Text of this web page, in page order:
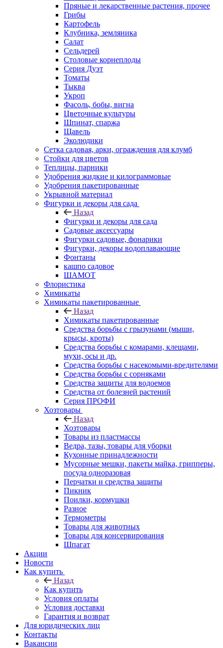
Пряные и лекарственные растения, прочее
Грибы
Картофель
Клубника, земляника
Салат
Сельдерей
Столовые корнеплоды
Серия Дуэт
Томаты
Тыква
Укроп
Фасоль, бобы, вигна
Цветочные культуры
Шпинат, спаржа
Щавель
Эколюдики
Сетка садовая, арки, ограждения для клумб
Стойки для цветов
Теплицы, парники
Удобрения жидкие и килограммовые
Удобрения пакетированные
Укрывной материал
Фигурки и декоры для сада
Назад
Фигурки и декоры для сада
Садовые аксессуары
Фигурки садовые, фонарики
Фигурки, декоры водоплавающие
Фонтаны
кашпо садовое
ШАМОТ
Флористика
Химикаты
Химикаты пакетированные
Назад
Химикаты пакетированные
Средства борьбы с грызунами (мыши,
крысы, кроты)
Средства борьбы с комарами, клещами,
мухи, осы и др.
Средства борьбы с насекомыми-вредителями
Средства борьбы с сорняками
Средства защиты для водоемов
Средства от болезней растений
Серия ПРОФИ
Хозтовары
Назад
Хозтовары
Товары из пластмассы
Ведра, тазы, товары для уборки
Кухонные принадлежности
Мусорные мешки, пакеты майка, грипперы,
посуда одноразовая
Перчатки и средства защиты
Пикник
Поилки, кормушки
Разное
Термометры
Товары для животных
Товары для консервирования
Шпагат
Акции
Новости
Как купить
Назад
Как купить
Условия оплаты
Условия доставки
Гарантия и возврат
Для юридических лиц
Контакты
Вакансии